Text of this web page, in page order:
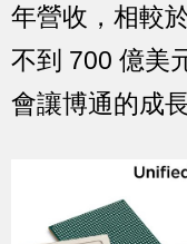
年營收，相較
不到 700 億美
會讓博通的成